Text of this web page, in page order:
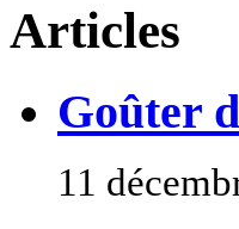
Articles
Goûter
11